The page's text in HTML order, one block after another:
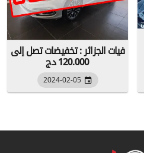
فيات الجزائر : تخفيضات تصل إلى
120.000 دج
2024-02-05